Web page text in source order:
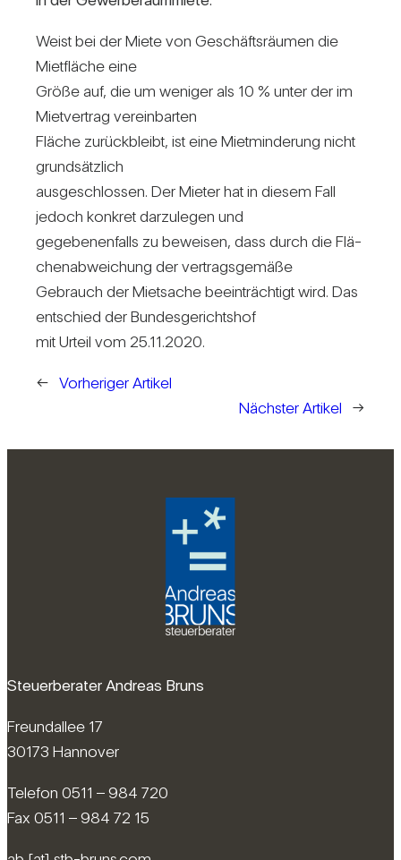
Weist bei der Miete von Geschäfts­räumen die
Miet­fläche eine
Größe auf, die um weniger als 10 % unter der im
Miet­ver­trag ver­ein­barten
Fläche zurück­bleibt, ist eine Miet­min­de­rung nicht
grund­sätz­lich
aus­ge­schlossen. Der Mieter hat in diesem Fall
jedoch kon­kret dar­zu­legen und
gege­be­nen­falls zu beweisen, dass durch die Flä­
chen­ab­wei­chung der ver­trags­ge­mäße
Gebrauch der Miet­sache beein­träch­tigt wird. Das
ent­schied der Bun­des­ge­richtshof
mit Urteil vom 25.11.2020.
← Vorheriger Artikel
Nächster Artikel
→
Steuerberater Andreas Bruns
Freundallee 17
30173 Hannover
Telefon 0511 – 984 720
Fax 0511 – 984 72 15